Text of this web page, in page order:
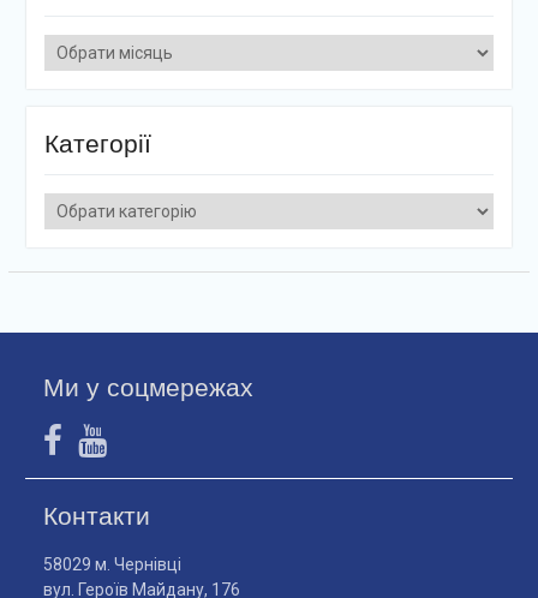
Архіви
Категорії
Категорії
Ми у соцмережах
Контакти
58029 м. Чернівці
вул. Героїв Майдану, 176